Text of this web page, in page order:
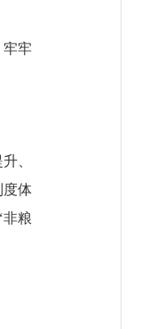
牢
、
度体
粮